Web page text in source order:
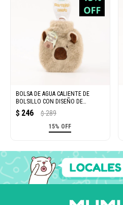
BOLSA DE AGUA CALIENTE DE
BOLSILLO CON DISEÑO DE
CAPIBARA (350 ML / CAQUI CLARO)
$ 246 $ 289
15% OFF